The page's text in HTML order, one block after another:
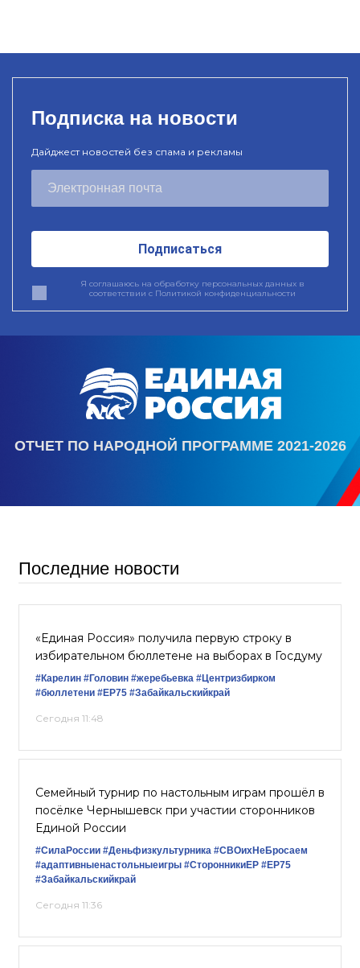
Подписка на новости
Дайджест новостей без спама и рекламы
Подписаться
Я соглашаюсь на обработку персональных данных в
соответствии с Политикой конфиденциальности
ОТЧЕТ ПО НАРОДНОЙ ПРОГРАММЕ 2021-2026
Последние новости
«Единая Россия» получила первую строку в
избирательном бюллетене на выборах в Госдуму
#Карелин #Головин #жеребьевка #Центризбирком
#бюллетени #ЕР75 #Забайкальскийкрай
Сегодня 11:48
Семейный турнир по настольным играм прошёл в
посёлке Чернышевск при участии сторонников
Единой России
#СилаРоссии #Деньфизкультурника #СВОихНеБросаем
#адаптивныенастольныеигры #СторонникиЕР #ЕР75
#Забайкальскийкрай
Сегодня 11:36